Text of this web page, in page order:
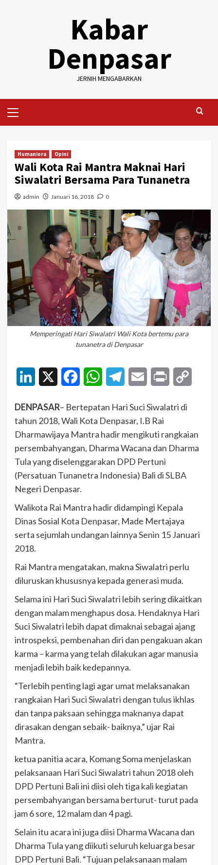
Kabar
Denpasar
JERNIH MENGABARKAN
Menu
Humaniora Opini
Wali Kota Rai Mantra Maknai Hari
Siwalatri Bersama Para Tunanetra
admin Januari 16, 2018 0
Memperingati Hari Siwalatri Wali Kota bertemu para
tunanetra di Denpasar
LinkedIn FacebookWhatsAppTelegramEmail Print
DENPASAR– Bertepatan Hari Suci Siwalatri di
tahun 2018, Wali Kota Denpasar, I.B Rai
Dharmawijaya Mantra hadir mengikuti rangkaian
persembahyangan, Dharma Wacana dan Dharma
Tula yang diselenggarakan DPD Pertuni
(Persatuan Tunanetra Indonesia) Bali di SLBA
Negeri Denpasar.
Walikota Rai Mantra hadir didampingi Kepala
Dinas Sosial Kota Denpasar, Made Mertajaya
serta sejumlah undangan lainnya Senin 15 Januari
2018.
Rai Mantra mengatakan, makna Siwalatri perlu
diluruskan khususnya kepada generasi muda.
Selama ini Hari Suci Siwalatri lebih sering dikaitkan
dengan malam menghapus dosa. Hendaknya Hari
Suci Siwalatri lebih dapat dimaknai sebagai ajang
introspeksi, pembenahan diri dan pengakuan akan
karma – karma yang telah dilakukan agar manusia
menjadi lebih baik kedepannya.
“Terlebih penting lagi agar umat melaksanakan
rangkaian Hari Suci Siwalatri dengan tulus ikhlas
dan tanpa paksaan sehingga maknanya dapat
dirasakan dengan sebaik- baiknya,” ujar Rai
Mantra.
ketua panitia acara, Komang Soma menjelaskan
pelaksanaan Hari Suci Siwalatri tahun 2018 oleh
DPD Pertuni Bali ini diisi oleh tiga kali kegiatan
persembahyangan bersama berturut- turut pada
jam 6 sore, 12 malam dan 4 pagi.
Selain itu acara ini juga diisi Dharma Wacana dan
Dharma Tula yang diikuti seluruh keluarga besar
DPD Pertuni Bali. “Tujuan pelaksanaan malam